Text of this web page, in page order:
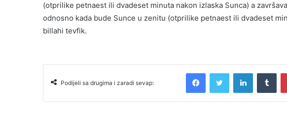
(otprilike petnaest ili dvadeset minuta nakon izlaska Sunca) a
odnosno kada bude Sunce u zenitu (otprilike petnaest ili dvadeset
billahi tevfik.
Podijeli sa drugima i zaradi sevap: